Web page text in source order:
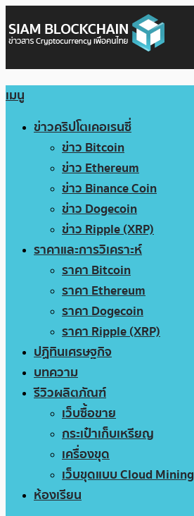
เมนู
ข่าวคริปโตเคอเรนซี่
ข่าว Bitcoin
ข่าว Ethereum
ข่าว Binance Coin
ข่าว Dogecoin
ข่าว Ripple (XRP)
ราคาและการวิเคราะห์
ราคา Bitcoin
ราคา Ethereum
ราคา Dogecoin
ราคา Ripple (XRP)
ปฏิทินเศรษฐกิจ
บทความ
รีวิวผลิตภัณฑ์
เว็บซื้อขาย
กระเป๋าเก็บเหรียญ
เครื่องขุด
เว็บขุดแบบ Cloud Mining
ห้องเรียน